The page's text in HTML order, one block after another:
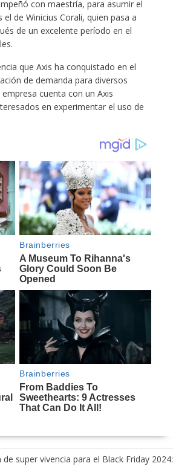
con maestría, para asumir el
de Winicius Corali, quien pasa a
de un excelente período en el
que Axis ha conquistado en el
de demanda para diversos
cuenta con un Axis
en experimentar el uso de
de super vivencia para el Black Friday 2024: